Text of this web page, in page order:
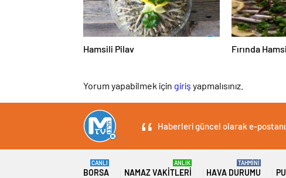
Hamsili Pilav Fırında Hamsi
Yorum yapabilmek için giriş yapmalısınız.
Haberleri güncel olarak e-
BORSA
CANLI
NAMAZ VAKITLERI
ANLIK
HAVA DURUMU
TAHMİNİ